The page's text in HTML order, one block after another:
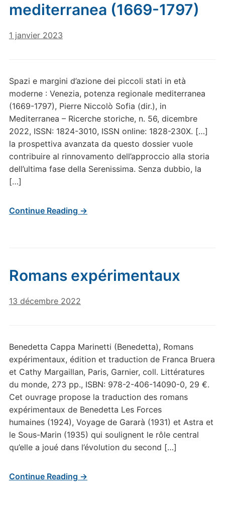
mediterranea (1669-1797)
1 janvier 2023
Spazi e margini d’azione dei piccoli stati in età
moderne : Venezia, potenza regionale mediterranea
(1669-1797), Pierre Niccolò Sofia (dir.), in
Mediterranea – Ricerche storiche, n. 56, dicembre
2022, ISSN: 1824-3010, ISSN online: 1828-230X. […]
la prospettiva avanzata da questo dossier vuole
contribuire al rinnovamento dell’approccio alla storia
dell’ultima fase della Serenissima. Senza dubbio, la
[…]
Continue Reading →
Romans expérimentaux
13 décembre 2022
Benedetta Cappa Marinetti (Benedetta), Romans
expérimentaux, édition et traduction de Franca Bruera
et Cathy Margaillan, Paris, Garnier, coll. Littératures
du monde, 273 pp., ISBN: 978-2-406-14090-0, 29 €.
Cet ouvrage propose la traduction des romans
expérimentaux de Benedetta Les Forces
humaines (1924), Voyage de Gararà (1931) et Astra et
le Sous-Marin (1935) qui soulignent le rôle central
qu’elle a joué dans l’évolution du second […]
Continue Reading →